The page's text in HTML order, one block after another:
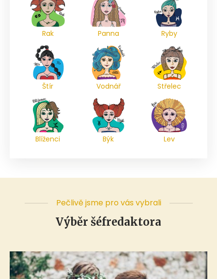
Rak Panna Ryby
Štír Vodnář Střelec
Blíženci Býk Lev
Pečlivě jsme pro vás vybrali
Výběr šéfredaktora